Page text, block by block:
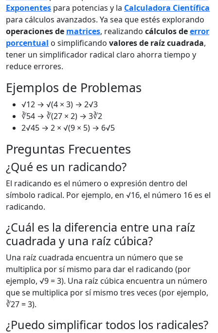
Exponentes para potencias y la Calculadora Científica
para cálculos avanzados. Ya sea que estés explorando
operaciones de matrices, realizando cálculos deerror
porcentual o simplificando valores de raíz cuadrada,
tener un simplificador radical claro ahorra tiempo y
reduce errores.
Ejemplos de Problemas
√12 → √(4 × 3) → 2√3
∛54 → ∛(27 × 2) → 3∛2
2√45 → 2 × √(9 × 5) → 6√5
Preguntas Frecuentes
¿Qué es un radicando?
El radicando es el número o expresión dentro del
símbolo radical. Por ejemplo, en √16, el número 16 es el
radicando.
¿Cuál es la diferencia entre una raíz
cuadrada y una raíz cúbica?
Una raíz cuadrada encuentra un número que se
multiplica por sí mismo para dar el radicando (por
ejemplo, √9 = 3). Una raíz cúbica encuentra un número
que se multiplica por sí mismo tres veces (por ejemplo,
∛27 = 3).
¿Puedo simplificar todos los radicales?